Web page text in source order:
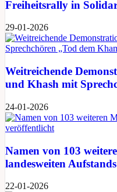
Freiheitsrally in
29-01-2026
Weitreichende
und Khash mit
24-01-2026
Namen von 103
landesweiten
22-01-2026